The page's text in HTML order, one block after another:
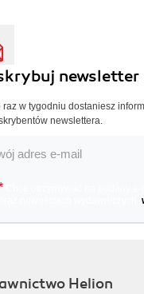
newsletter
raz w tygodniu dostaniesz
newslettera.
Helion